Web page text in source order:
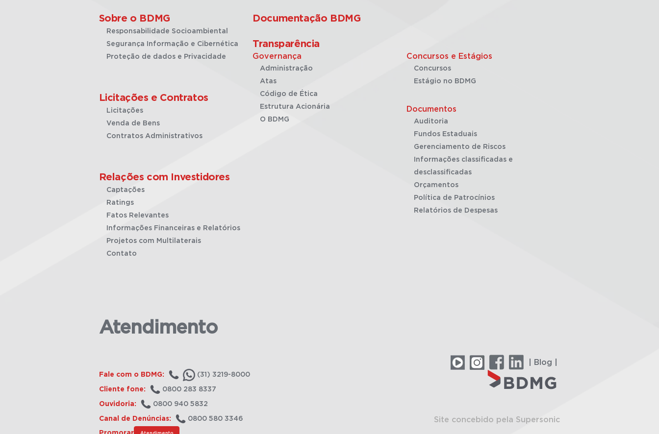
Sobre o BDMG
Responsabilidade Socioambiental
Segurança Informação e Cibernética
Proteção de dados e Privacidade
Licitações e Contratos
Licitações
Venda de Bens
Contratos Administrativos
Relações com Investidores
Captações
Ratings
Fatos Relevantes
Informações Financeiras e Relatórios
Projetos com Multilaterais
Contato
Documentação BDMG
Transparência
Governança
Administração
Atas
Código de Ética
Estrutura Acionária
O BDMG
Concursos e Estágios
Concursos
Estágio no BDMG
Documentos
Auditoria
Fundos Estaduais
Gerenciamento de Riscos
Informações classificadas e
desclassificadas
Orçamentos
Política de Patrocínios
Relatórios de Despesas
Atendimento
Fale com o BDMG: (31) 3219-8000
Cliente fone: 0800 283 8337
Ouvidoria: 0800 940 5832
Canal de Denúncias: 0800 580 3346
Atendimento
| Blog |
Site concebido pela Supersonic